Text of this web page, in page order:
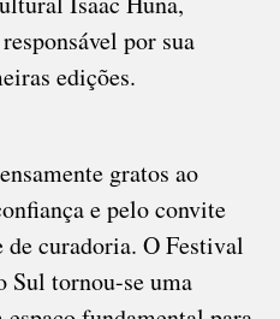
por sua
edições.
gratos ao
e pelo convite
de curadoria. O Festival
Sul tornou-se uma